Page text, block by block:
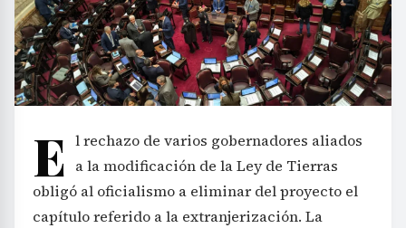
E l rechazo de varios gobernadores aliados
a la modificación de la Ley de Tierras
obligó al oficialismo a eliminar del proyecto el
capítulo referido a la extranjerización. La